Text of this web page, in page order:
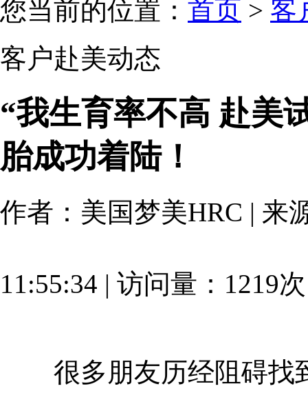
您当前的位置： 首页 > 客
客户赴美动态
“我生育率不高 赴美
胎成功着陆！
作者：美国梦美HRC | 来
11:55:34 | 访问量：1219
很多朋友历经阻碍找